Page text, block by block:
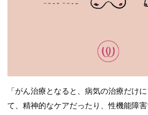
「がん治療となると、病気の治療だけ
て、精神的なケアだったり、性機能障